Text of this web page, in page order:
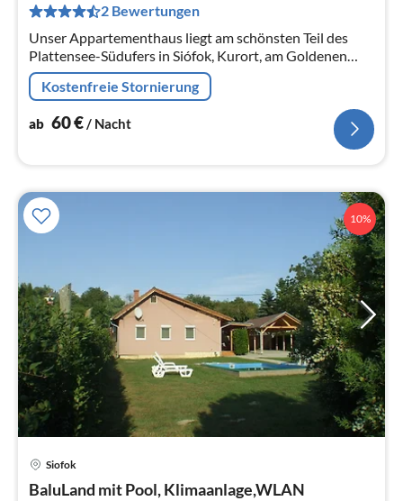
2 Bewertungen
Unser Appartementhaus liegt am schönsten Teil des
Plattensee-Südufers in Siófok, Kurort, am Goldenen
Ufer stehen 4 verschiedene, sehr schöne, gepflegte
Appartements zür Verfügung.
Kostenfreie Stornierung
ab 60€/ Nacht
10%
Siofok
BaluLand mit Pool, Klimaanlage,WLAN